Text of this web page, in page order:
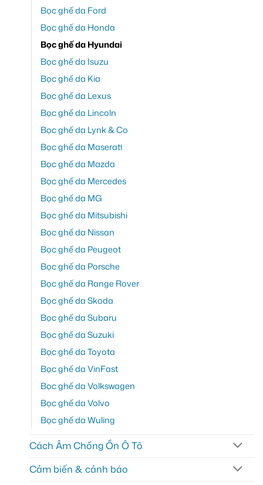
Bọc ghế da Ford
Bọc ghế da Honda
Bọc ghế da Hyundai
Bọc ghế da Isuzu
Bọc ghế da Kia
Bọc ghế da Lexus
Bọc ghế da Lincoln
Bọc ghế da Lynk & Co
Bọc ghế da Maserati
Bọc ghế da Mazda
Bọc ghế da Mercedes
Bọc ghế da MG
Bọc ghế da Mitsubishi
Bọc ghế da Nissan
Bọc ghế da Peugeot
Bọc ghế da Porsche
Bọc ghế da Range Rover
Bọc ghế da Skoda
Bọc ghế da Subaru
Bọc ghế da Suzuki
Bọc ghế da Toyota
Bọc ghế da VinFast
Bọc ghế da Volkswagen
Bọc ghế da Volvo
Bọc ghế da Wuling
Cách Âm Chống Ồn Ô Tô
Cảm biến & cảnh báo